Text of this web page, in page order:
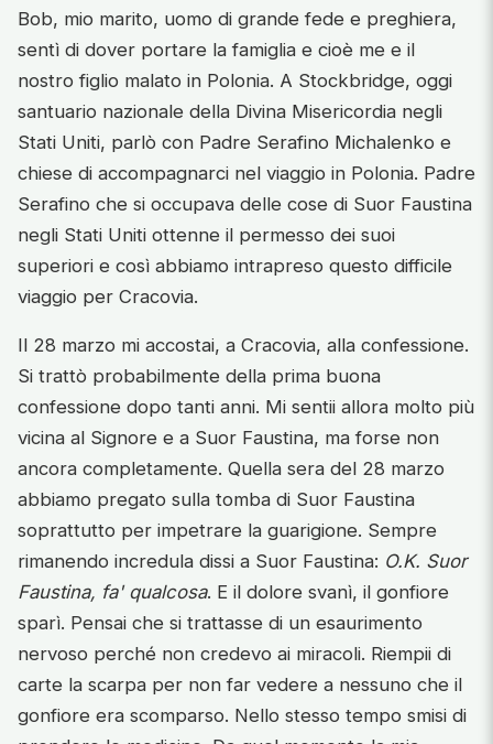
Bob, mio marito, uomo di grande fede e preghiera,
sentì di dover portare la famiglia e cioè me e il
nostro figlio malato in Polonia. A Stockbridge, oggi
santuario nazionale della Divina Misericordia negli
Stati Uniti, parlò con Padre Serafino Michalenko e
chiese di accompagnarci nel viaggio in Polonia. Padre
Serafino che si occupava delle cose di Suor Faustina
negli Stati Uniti ottenne il permesso dei suoi
superiori e così abbiamo intrapreso questo difficile
viaggio per Cracovia.
Il 28 marzo mi accostai, a Cracovia, alla confessione.
Si trattò probabilmente della prima buona
confessione dopo tanti anni. Mi sentii allora molto più
vicina al Signore e a Suor Faustina, ma forse non
ancora completamente. Quella sera del 28 marzo
abbiamo pregato sulla tomba di Suor Faustina
soprattutto per impetrare la guarigione. Sempre
rimanendo incredula dissi a Suor Faustina: O.K. Suor
Faustina, fa' qualcosa. E il dolore svanì, il gonfiore
sparì. Pensai che si trattasse di un esaurimento
nervoso perché non credevo ai miracoli. Riempii di
carte la scarpa per non far vedere a nessuno che il
gonfiore era scomparso. Nello stesso tempo smisi di